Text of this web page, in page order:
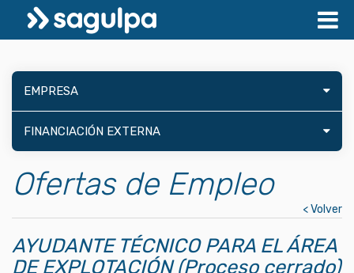
EMPRESA
FINANCIACIÓN EXTERNA
Ofertas de Empleo
< Volver
AYUDANTE TÉCNICO PARA EL ÁREA
DE EXPLOTACIÓN (Proceso cerrado)